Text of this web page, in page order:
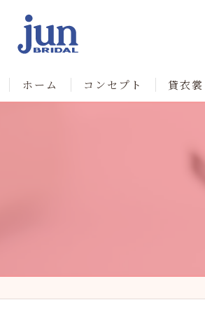
ホーム コンセプト 貸衣